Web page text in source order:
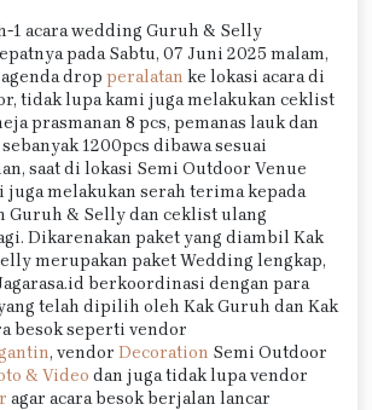
1 acara wedding Guruh & Selly
pada Sabtu, 07 Juni 2025 malam,
drop peralatan ke lokasi acara di
tidak lupa kami juga melakukan ceklist
prasmanan 8 pcs, pemanas lauk dan
1200pcs dibawa sesuai
saat di lokasi Semi Outdoor Venue
juga melakukan serah terima kepada
Guruh & Selly dan ceklist ulang
Dikarenakan paket yang diambil Kak
merupakan paket Wedding lengkap,
berkoordinasi dengan para
telah dipilih oleh Kak Guruh dan Kak
besok seperti vendor
, vendor Decoration Semi Outdoor
& Video dan juga tidak lupa vendor
agar acara besok berjalan lancar